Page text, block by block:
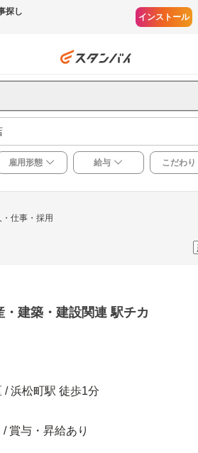
探し
インストール
雇用形態 給与 こだわり
仕事・採用
建築・建設関連 駅チカ
/ 浜松町駅 徒歩1分
/ 賞与・昇給あり